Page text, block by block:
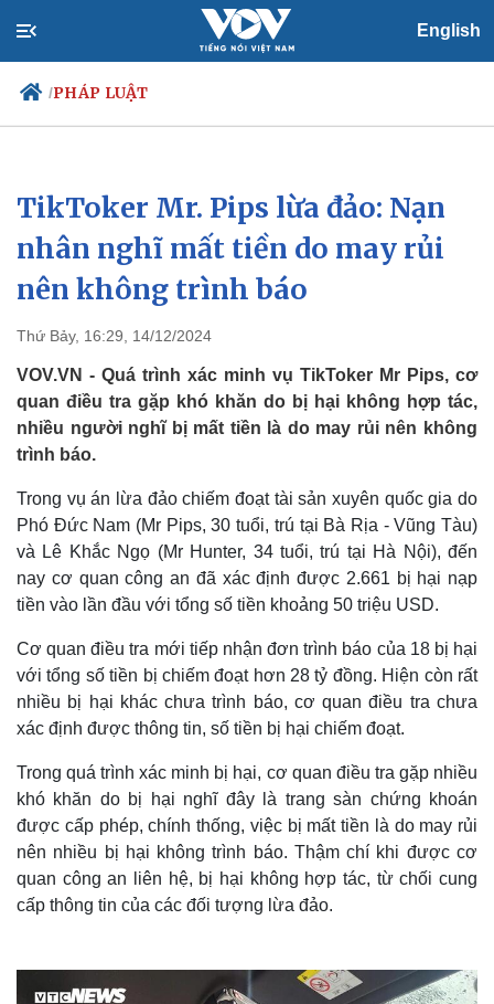
English
/PHÁP LUẬT
Chính trị
Đảng
Tổ chức nhân sự
Quốc hội
Xã hội
Tin 24h
Dự báo thời tiết
Giáo dục
TikToker Mr. Pips lừa đảo: Nạn
nhân nghĩ mất tiền do may rủi
nên không trình báo
Thứ Bảy, 16:29, 14/12/2024
VOV.VN - Quá trình xác minh vụ TikToker Mr Pips, cơ
quan điều tra gặp khó khăn do bị hại không hợp tác,
nhiều người nghĩ bị mất tiền là do may rủi nên không
trình báo.
Trong vụ án lừa đảo chiếm đoạt tài sản xuyên quốc gia do
Phó Đức Nam (Mr Pips, 30 tuổi, trú tại Bà Rịa - Vũng Tàu)
và Lê Khắc Ngọ (Mr Hunter, 34 tuổi, trú tại Hà Nội), đến
nay cơ quan công an đã xác định được 2.661 bị hại nạp
tiền vào lần đầu với tổng số tiền khoảng 50 triệu USD.
Cơ quan điều tra mới tiếp nhận đơn trình báo của 18 bị hại
với tổng số tiền bị chiếm đoạt hơn 28 tỷ đồng. Hiện còn rất
nhiều bị hại khác chưa trình báo, cơ quan điều tra chưa
xác định được thông tin, số tiền bị hại chiếm đoạt.
Trong quá trình xác minh bị hại, cơ quan điều tra gặp nhiều
khó khăn do bị hại nghĩ đây là trang sàn chứng khoán
được cấp phép, chính thống, việc bị mất tiền là do may rủi
nên nhiều bị hại không trình báo. Thậm chí khi được cơ
quan công an liên hệ, bị hại không hợp tác, từ chối cung
cấp thông tin của các đối tượng lừa đảo.